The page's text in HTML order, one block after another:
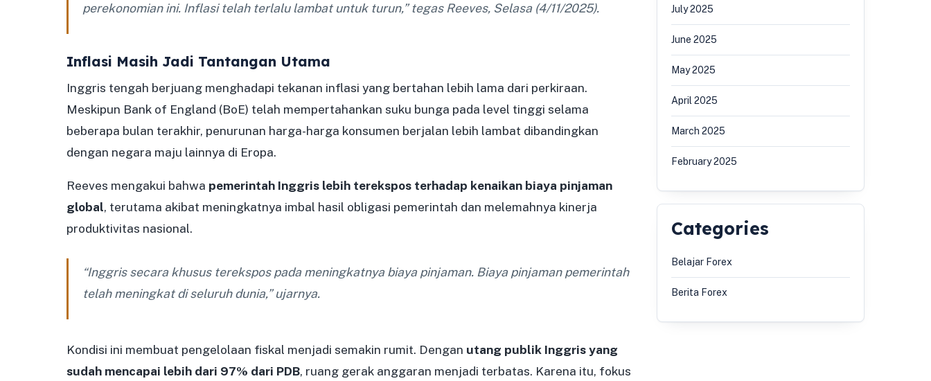
perekonomian ini. Inflasi telah terlalu lambat untuk turun,” tegas Reeves, Selasa (4/11/2025).
Inflasi Masih Jadi Tantangan Utama
Inggris tengah berjuang menghadapi tekanan inflasi yang bertahan lebih lama dari perkiraan.
Meskipun Bank of England (BoE) telah mempertahankan suku bunga pada level tinggi selama
beberapa bulan terakhir, penurunan harga-harga konsumen berjalan lebih lambat dibandingkan
dengan negara maju lainnya di Eropa.
Reeves mengakui bahwa pemerintah Inggris lebih terekspos terhadap kenaikan biaya pinjaman
global, terutama akibat meningkatnya imbal hasil obligasi pemerintah dan melemahnya kinerja
produktivitas nasional.
“Inggris secara khusus terekspos pada meningkatnya biaya pinjaman. Biaya pinjaman pemerintah
telah meningkat di seluruh dunia,” ujarnya.
Kondisi ini membuat pengelolaan fiskal menjadi semakin rumit. Dengan utang publik Inggris yang
sudah mencapai lebih dari 97% dari PDB, ruang gerak anggaran menjadi terbatas. Karena itu, fokus
July 2025
June 2025
May 2025
April 2025
March 2025
February 2025
Categories
Belajar Forex
Berita Forex